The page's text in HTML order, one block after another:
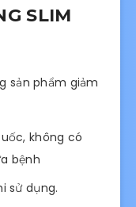
SLIM
sản phẩm giảm
không có
bệnh
sử dụng.